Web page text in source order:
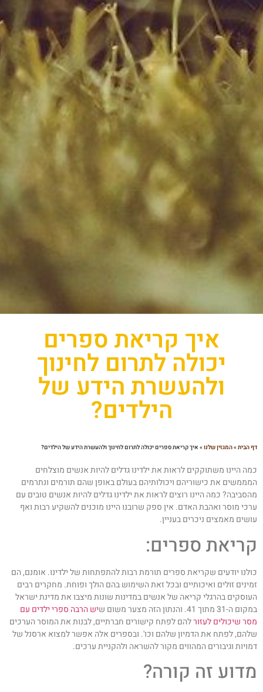
איך קריאת ספרים
יכולה לתרום לחינוך
ולהעשרת הידע של
הילדים?
הבית»המגזין שלנו»איך קריאת ספרים יכולה לתרום לחינוך ולהעשרת הידע של הילדים?
היינו משתוקקים לראות את ילדינו גדלים להיות אנשים מוצלחים
את כישוריהם ויכולותיהם בעולם באופן שהם תורמים ונתרמים
כמה היינו רוצים לראות את ילדינו גדלים להיות אנשים טובים עם
מוסר ואהבת האדם. אין ספק שרובנו היינו מוכנים להשקיע רבות ואף
מאמצים ניכרים בעניין.
ספרים:
יודעים שקריאת ספרים תורמת רבות להתפתחות של ילדינו. אומנם, הם
זולים ואיכותיים ובכל זאת השימוש בהם הולך ופוחת. מחקרים רבים
בהרגלי קריאה של אנשים במדינות שונות מיצבו את מדינת ישראל
31 מתוך 41. והנתון הזה מצער משום ש
יש הרבה ספרי ילדים עם
שיכולים לעזורלהם לפתח קישורים חברתיים, לבנות את המוסר הערכים
לפתח את הדמיון שלהם וכו'. ובספרים אלה אפשר למצוא ארסנל של
וגיבורים המהווים מקור להשראה ולהקניית ערכים.
זה קורה?